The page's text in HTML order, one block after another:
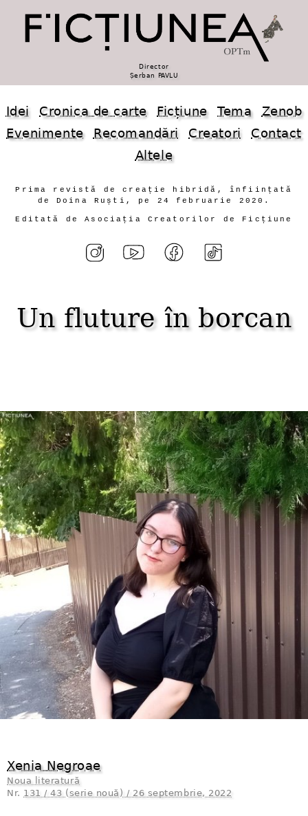
Director
Șerban PAVLU
Idei Cronica de carte Ficțiune Tema
Zenob
Evenimente
Recomandări Creatori
Contact
Altele
Prima revistă de creație hibridă, înființată
de Doina Ruști, pe 24 februarie 2020.
Editată de Asociația Creatorilor de Ficțiune
Un fluture în borcan
Xenia Negroae
Noua literatură
Nr. 131 / 43 (serie nouă) / 26 septembrie, 2022